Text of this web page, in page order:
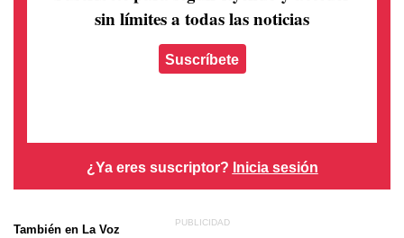
sin límites a todas las noticias
Suscríbete
¿Ya eres suscriptor? Inicia sesión
También en La Voz